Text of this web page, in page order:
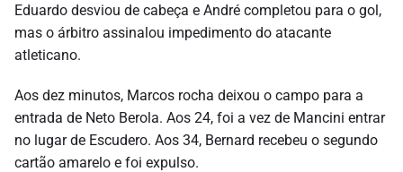
Eduardo desviou de cabeça e André completou para o gol,
mas o árbitro assinalou impedimento do atacante
atleticano.
Aos dez minutos, Marcos rocha deixou o campo para a
entrada de Neto Berola. Aos 24, foi a vez de Mancini entrar
no lugar de Escudero. Aos 34, Bernard recebeu o segundo
cartão amarelo e foi expulso.